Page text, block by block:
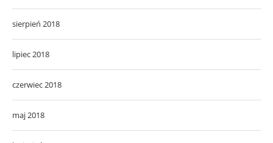
sierpień 2018
lipiec 2018
czerwiec 2018
maj 2018